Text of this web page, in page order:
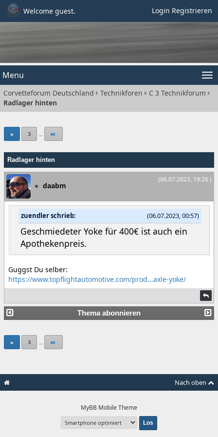
Welcome guest. Login Registrieren
Menu
Corvetteforum Deutschland Technikforen
C 3 Technikforum
Radlager hinten
« 3 ...
Radlager hinten
(06.07.2023, 19:26 )
daabm
(06.07.2023, 00:57)
zuendler schrieb:
Geschmiedeter Yoke für 400€ ist auch ein
Apothekenpreis.
Guggst Du selber:
https://www.topflightautomotive.com/prod...axle-yoke/
Thema abonnieren
« 3 ...
Nach oben
MyBB Mobile Theme